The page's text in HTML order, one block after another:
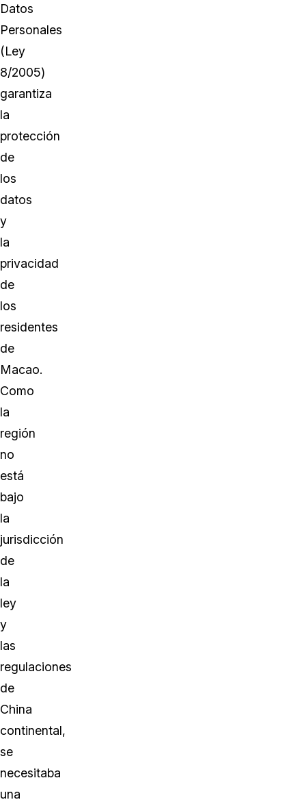
Datos
Personales
(Ley
8/2005)
garantiza
la
protección
de
los
datos
y
la
privacidad
de
los
residentes
de
Macao.
Como
la
región
no
está
bajo
la
jurisdicción
de
la
ley
y
las
regulaciones
de
China
continental,
se
necesitaba
una